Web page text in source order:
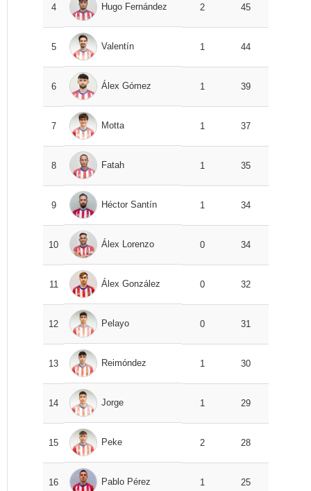
4 Hugo Fernández 2 45
5 Valentín 1 44
6 Álex Gómez 1 39
7 Motta 1 37
8 Fatah 1 35
9 Héctor Santín 1 34
10 Álex Lorenzo 0 34
11 Álex González 0 32
12 Pelayo 0 31
13 Reimóndez 1 30
14 Jorge 1 29
15 Peke 2 28
16 Pablo Pérez 1 25